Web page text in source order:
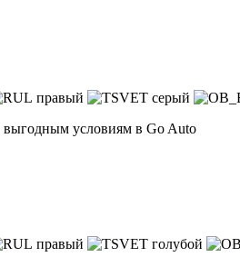
правый серый
правый голубой